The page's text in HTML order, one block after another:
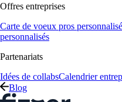
Offres entreprises
Carte de voeux pros
personnalisés
Partenariats
Idées de collabsCalendrier
Blog